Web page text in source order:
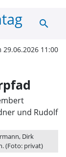
search
11:00
Dirk
(Foto: privat)